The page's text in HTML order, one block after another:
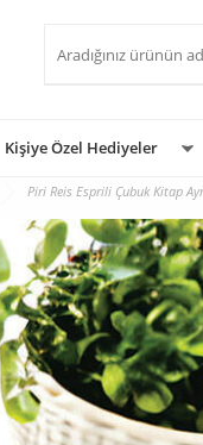
Kişiye Özel Hediyeler
Piri Reis Esprili Çubuk Kitap